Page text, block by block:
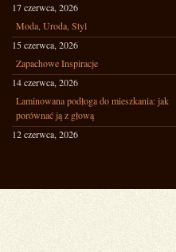
17 czerwca, 2026
Moda, Uroda, Styl
15 czerwca, 2026
Zapachowe Inspiracje
14 czerwca, 2026
Laminowana podłoga do mieszkania: jak
porównać ją z głową
12 czerwca, 2026